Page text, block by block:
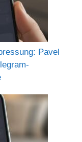
Pavel